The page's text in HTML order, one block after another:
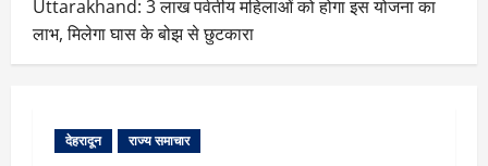
Uttarakhand: 3 लाख पर्वतीय महिलाओं को होगा इस योजना का
लाभ, मिलेगा घास के बोझ से छुटकारा
देहरादून राज्य समाचार